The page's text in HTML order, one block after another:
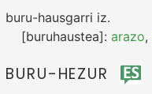
buru-hausgarri iz.
[buruhaustea]: arazo,
BURU-HEZUR